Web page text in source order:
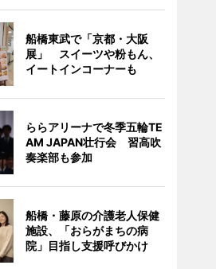
船橋東武で「京都・大阪
展」 スイーツや粉もん、
イートインコーナーも
ららアリーナで冬季五輪TE
AM JAPAN壮行会 習高吹
奏楽部も参加
船橋・藤原の介護老人保健
施設、「おらがまちの病
院」目指し支援呼びかけ